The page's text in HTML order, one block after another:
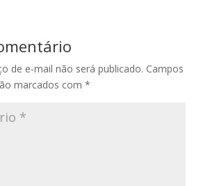
de e-mail não será publicado. Campos
marcados com *